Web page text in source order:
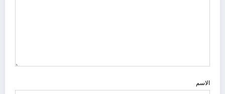
الاسم